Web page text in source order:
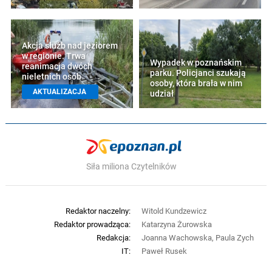
Akcja służb nad jeziorem
w regionie. Trwa
reanimacja dwóch
nieletnich osób
AKTUALIZACJA
Wypadek w poznańskim
parku. Policjanci szukają
osoby, która brała w nim
udział
Siła miliona Czytelników
Redaktor naczelny:
Witold Kundzewicz
Redaktor prowadząca:
Katarzyna Żurowska
Redakcja:
Joanna Wachowska, Paula Zych
IT:
Paweł Rusek